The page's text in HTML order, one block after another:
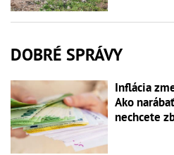
DOBRÉ SPRÁVY
Inflácia
Ako
nechcete